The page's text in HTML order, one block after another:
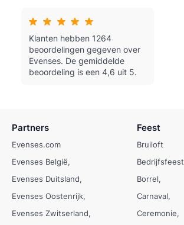
Klanten hebben 1264
beoordelingen gegeven over
Evenses. De gemiddelde
beoordeling is een 4,6 uit 5.
Partners
Evenses.com
Evenses België
Evenses Duitsland
Evenses Oostenrijk
Evenses Zwitserland
Feest
Bruiloft
Bedrijfsfeest
Borrel
Carnaval
Ceremonie